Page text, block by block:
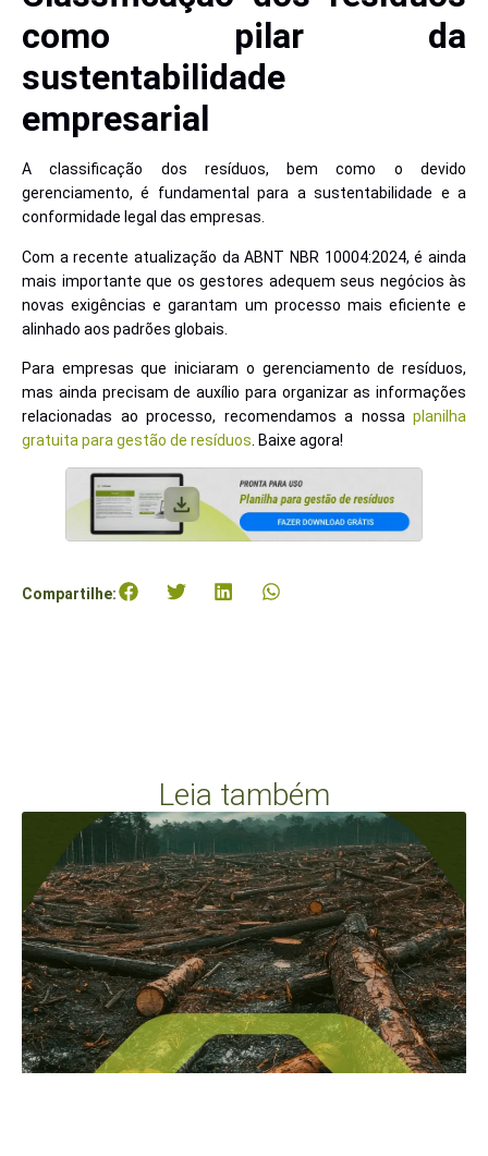
como pilar da
sustentabilidade
empresarial
A classificação dos resíduos, bem como o devido
gerenciamento, é fundamental para a sustentabilidade e a
conformidade legal das empresas.
Com a recente atualização da ABNT NBR 10004:2024, é ainda
mais importante que os gestores adequem seus negócios às
novas exigências e garantam um processo mais eficiente e
alinhado aos padrões globais.
Para empresas que iniciaram o gerenciamento de resíduos,
mas ainda precisam de auxílio para organizar as informações
relacionadas ao processo, recomendamos a nossa planilha
gratuita para gestão de resíduos . Baixe agora!
Compartilhe:
Leia também